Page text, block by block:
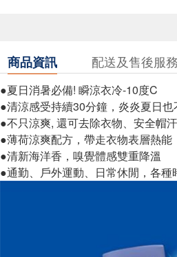
商品資訊 配送及售後服
●夏日消暑必備! 瞬涼衣冷-10度C
●清涼感受持續30分鐘，炎炎夏日也
●不只涼爽, 還可去除衣物、安全帽
●薄荷涼爽配方，帶走衣物表層熱能
●清新海洋香，嗅覺體感雙重降溫
●通勤、戶外運動、日常休閒，各種